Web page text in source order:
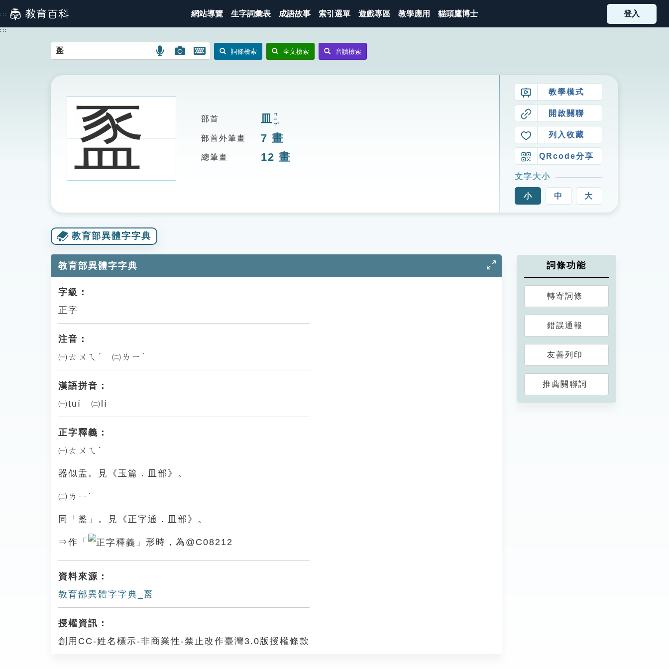
到
主
::: 網站導覽 生字詞彙表 成語故事 索引選單 遊戲專區 教學應用 貓頭鷹博士 登入
:::
語
搜
圖
圖
搜
開
鍵
詞條檢索 全文檢索 音讀檢索
䀃 部首 皿 ㄇㄧㄣˇ
部首外筆畫 7 畫
總筆畫 12 畫
教學模式
開啟關聯
列入收藏
QRcode分享
文字大小
小 中 大
教育部異體字字典
教育部異體字字典
字級：
正字
注音：
㈠ㄊㄨㄟˊ ㈡ㄌㄧˊ
漢語拼音：
㈠tuí ㈡lí
正字釋義：
㈠ㄊㄨㄟˊ
器似盂。見《玉篇．皿部》。
㈡ㄌㄧˊ
同「盠」。見《正字通．皿部》。
⇒作「 」形時，為@C08212
資料來源：
教育部異體字字典_䀃
授權資訊：
創用CC-姓名標示-非商業性-禁止改作臺灣3.0版授權條款
詞條功能
轉寄詞條
錯誤通報
友善列印
推薦關聯詞